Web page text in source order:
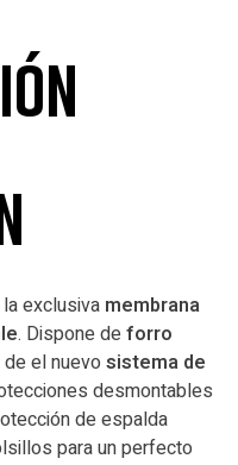
exclusiva membrana
. Dispone deforro
el nuevo sistema de
desmontables
de espalda
para un perfecto